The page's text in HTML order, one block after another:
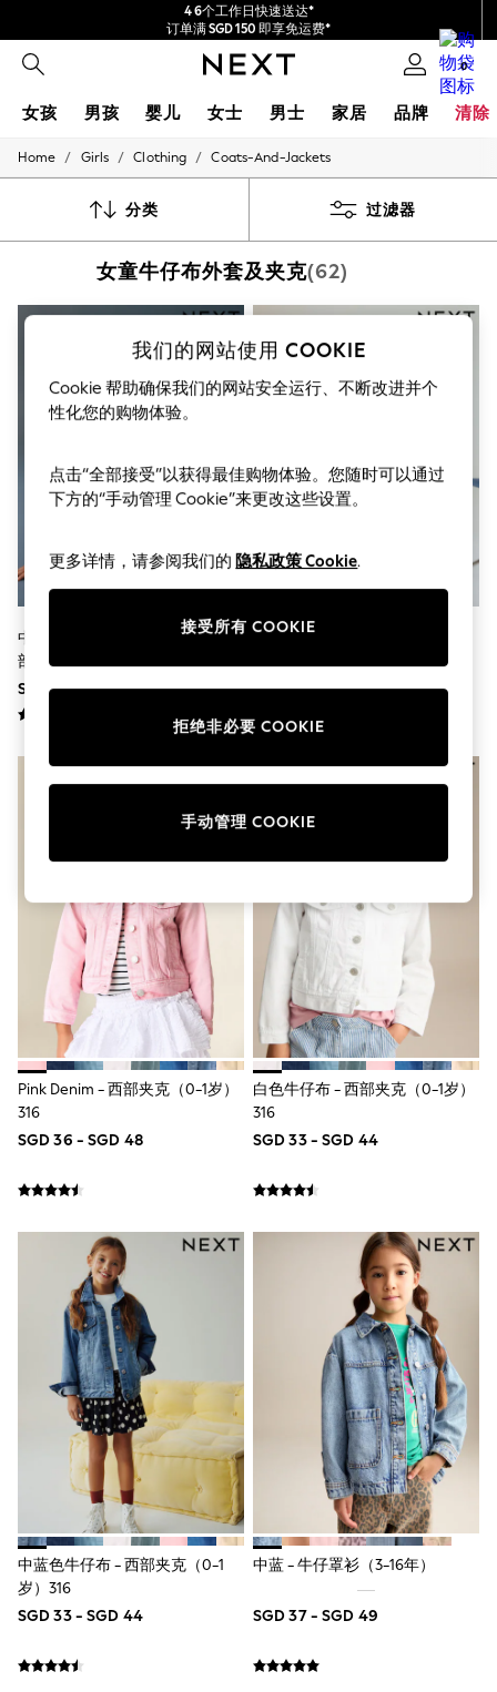
4 6个工作日快速送达*
订单满 SGD 150 即享免运费*
包含进口关税和商品及服务税 (GST)。
保证为最终售价
0
女孩 男孩 婴儿 女士 男士 家居 品牌 清除
GIRLS
0-2 Years
9-11 years
15+ Years
Essentials
Holiday Shop
Linen Collection
Mesh Dresses
Hello Kitty
Toy Story
THE SET
Dresses
Dungarees
Jumpsuits & Playsuits
Leggings & Joggers
Nightwear & Pyjamas
Loungewear
Schoolwear
Swim & Beach
Tops
Trousers
All Footwear
Boots
Sandals & Clogs
School Shoes
Shoes
Sneakers
Wellies
Sun Safe
Easy Iron
Waterproof
Shower Resistant
All Multipacks
Multipack Leggings
Multipack Pyjamas
Multipack Shorts
Multipack T-Shirts
Multipack Underwear
All Underwear
Nighties
Pyjamas
Robes
Sleepsuits
Summer Sleepwear
Socks & Tights
Thermals
Bags
Home / Girls / Clothing / Coats-And-Jackets
分类 过滤器
女童牛仔布外套及夹克(62)
中蓝色牛仔布 - 37独角兽刺绣西
部夹克（0个月-1岁）
SGD 34 - SGD 41
中蓝 - 牛仔褶边夹克（3月龄-7周
SGD 30 - SGD 37
Pink Denim - 西部夹克（0-1岁）
316
SGD 36 - SGD 48
白色牛仔布 - 西部夹克（0-1岁）
316
SGD 33 - SGD 44
中蓝色牛仔布 - 西部夹克（0-1
岁）316
SGD 33 - SGD 44
中蓝 - 牛仔罩衫（3-16年）
SGD 37 - SGD 49
我们的网站使用 COOKIE
Cookie 帮助确保我们的网站安全运行、不断改进并个
性化您的购物体验。
点击“全部接受”以获得最佳购物体验。您随时可以通过
下方的“手动管理 Cookie”来更改这些设置。
更多详情，请参阅我们的 隐私政策 Cookie.
接受所有 COOKIE
手动管理 COOKIE
拒绝非必要 COOKIE